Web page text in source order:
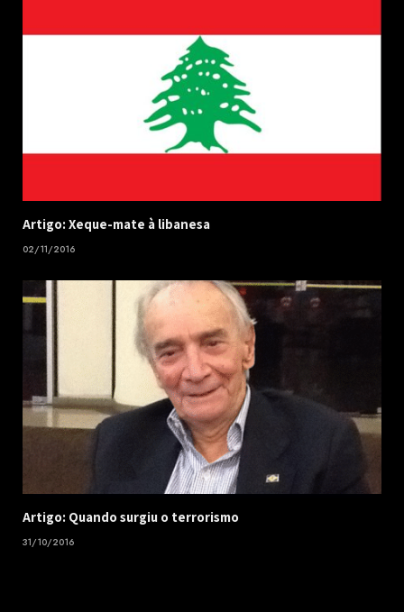
Artigo: Xeque-mate à libanesa
02/11/2016
Artigo: Quando surgiu o terrorismo
31/10/2016